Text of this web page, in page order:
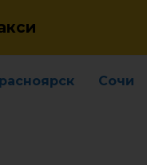
Сочи